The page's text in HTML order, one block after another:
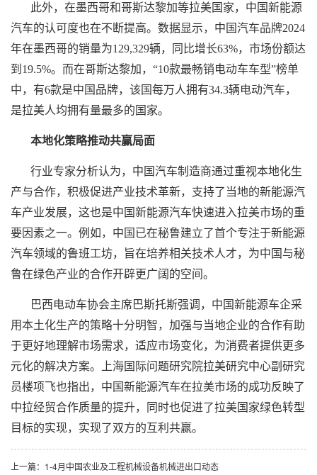
此外，在墨西哥和哥斯达黎加等拉美国家，中国新能源
汽车的认可度也在不断提高。数据显示，中国汽车品牌2024
年在墨西哥的销量为129,329辆，同比增长63%，市场份额达
到19.5%。而在哥斯达黎加，“10款最畅销电动车车型”榜单
中，有6款是中国品牌，该国每万人拥有34.3辆电动汽车，
是拉美人均拥有量最多的国家。
本地化策略推动共赢局面
行业专家分析认为，中国汽车制造商通过重视本地化生
产与合作，积极促进产业技术革新，支持了当地的新能源汽
车产业发展，这也是中国新能源汽车快速进入拉美市场的重
要因素之一。例如，中国已在秘鲁建立了首个专注于新能源
汽车领域的鲁班工坊，旨在培养相关技术人才，为中国与秘
鲁在绿色产业的合作开辟更广阔的空间。
巴西电动车协会主席巴斯托斯强调，中国新能源车企采
用本土化生产的策略十分明智，加强与当地企业的合作有助
于更好地理解市场需求，适应市场变化，为消费者提供更多
元化的解决方案。上海国际问题研究院拉美研究中心副研究
员楼项飞也指出，中国新能源汽车在拉美市场的成功反映了
中拉经贸合作质量的提升，同时也促进了拉美国家绿色转型
目标的实现，实现了双方的互利共赢。
上一篇： 1-4月中国农业及工程机械设备机械进出口动态